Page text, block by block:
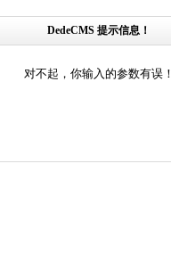
DedeCMS 提示信息！
对不起，你输入的参数有误！